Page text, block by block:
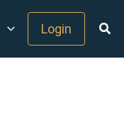
Login